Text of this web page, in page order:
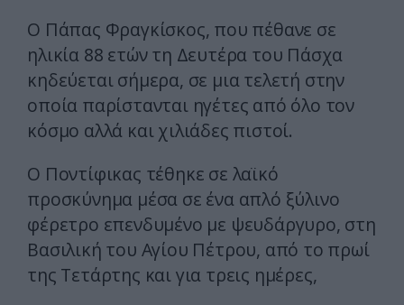
Ο Πάπας Φραγκίσκος, που πέθανε σε
ηλικία 88 ετών τη Δευτέρα του Πάσχα
κηδεύεται σήμερα, σε μια τελετή στην
οποία παρίστανται ηγέτες από όλο τον
κόσμο αλλά και χιλιάδες πιστοί.
Ο Ποντίφικας τέθηκε σε λαϊκό
προσκύνημα μέσα σε ένα απλό ξύλινο
φέρετρο επενδυμένο με ψευδάργυρο, στη
Βασιλική του Αγίου Πέτρου, από το πρωί
της Τετάρτης και για τρεις ημέρες,